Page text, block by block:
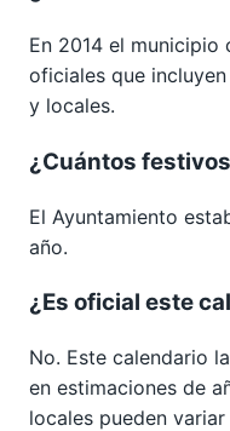
En 2014 el municipio
oficiales que
y locales.
¿Cuántos
El Ayuntamiento
año.
¿Es oficial este
No. Este calendario
en estimaciones de
locales pueden